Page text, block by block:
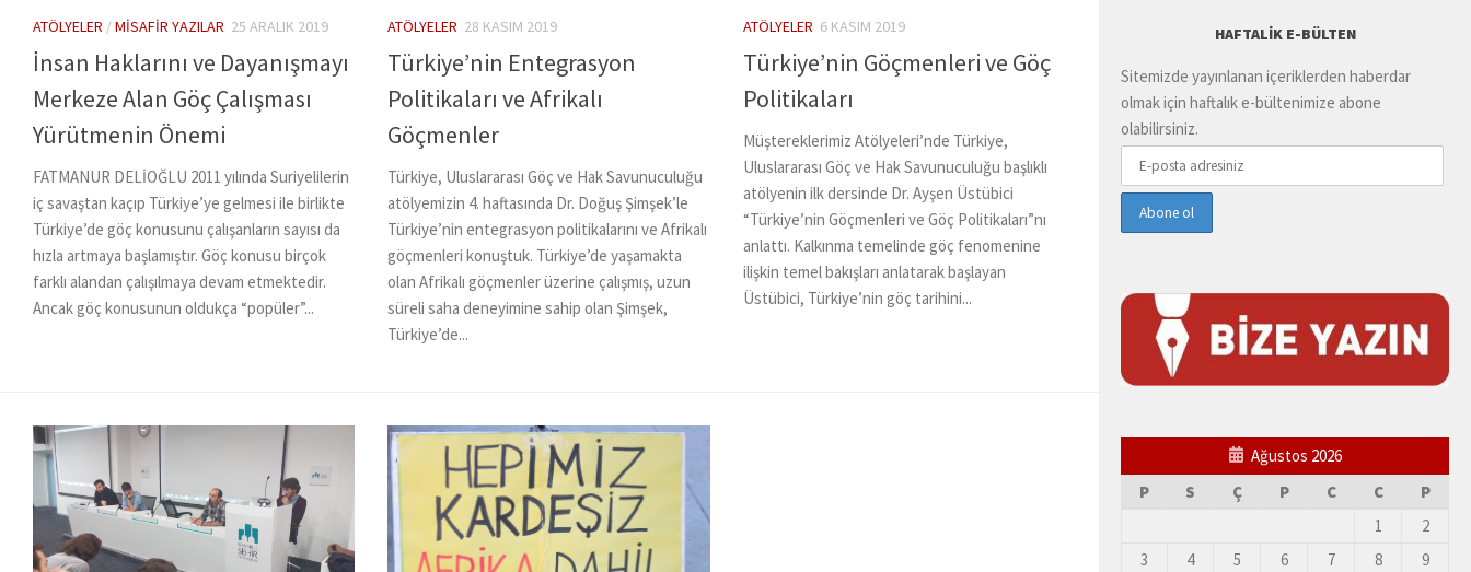
ATÖLYELER /MISAFIR YAZILAR 25 ARALIK 2019
İnsan Haklarını ve Dayanışmayı
Merkeze Alan Göç Çalışması
Yürütmenin Önemi
FATMANUR DELİOĞLU 2011 yılında Suriyelilerin
iç savaştan kaçıp Türkiye’ye gelmesi ile birlikte
Türkiye’de göç konusunu çalışanların sayısı da
hızla artmaya başlamıştır. Göç konusu birçok
farklı alandan çalışılmaya devam etmektedir.
Ancak göç konusunun oldukça “popüler”...
ATÖLYELER 28 KASIM 2019
Türkiye’nin Entegrasyon
Politikaları ve Afrikalı
Göçmenler
Türkiye, Uluslararası Göç ve Hak Savunuculuğu
atölyemizin 4. haftasında Dr. Doğuş Şimşek’le
Türkiye’nin entegrasyon politikalarını ve Afrikalı
göçmenleri konuştuk. Türkiye’de yaşamakta
olan Afrikalı göçmenler üzerine çalışmış, uzun
süreli saha deneyimine sahip olan Şimşek,
Türkiye’de...
ATÖLYELER 6 KASIM 2019
Türkiye’nin Göçmenleri ve Göç
Politikaları
Müştereklerimiz Atölyeleri’nde Türkiye,
Uluslararası Göç ve Hak Savunuculuğu başlıklı
atölyenin ilk dersinde Dr. Ayşen Üstübici
“Türkiye’nin Göçmenleri ve Göç Politikaları”nı
anlattı. Kalkınma temelinde göç fenomenine
ilişkin temel bakışları anlatarak başlayan
Üstübici, Türkiye’nin göç tarihini...
HAFTALIK E-BÜLTEN
Sitemizde yayınlanan içeriklerden haberdar
olmak için haftalık e-bültenimize abone
olabilirsiniz.
Ağustos 2026
P
S Ç P C C
P
1
2
3
4 5 6 7 8
9